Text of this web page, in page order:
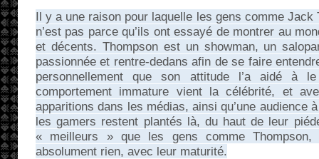
Il y a une raison pour laquelle les gens comme Jack
n’est pas parce qu’ils ont essayé de montrer au
et décents. Thompson est un showman, un
passionnée et rentre-dedans afin de se faire
personnellement que son attitude l’a aidé à
comportement immature vient la célébrité, et
apparitions dans les médias, ainsi qu’une audience
les gamers restent plantés là, du haut de leur
« meilleurs » que les gens comme
absolument rien, avec leur maturité.